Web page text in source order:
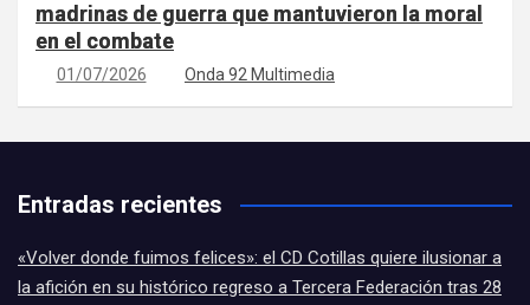
madrinas de guerra que mantuvieron la moral
en el combate
01/07/2026 Onda 92 Multimedia
Entradas recientes
«Volver donde fuimos felices»: el CD Cotillas quiere ilusionar a
la afición en su histórico regreso a Tercera Federación tras 28